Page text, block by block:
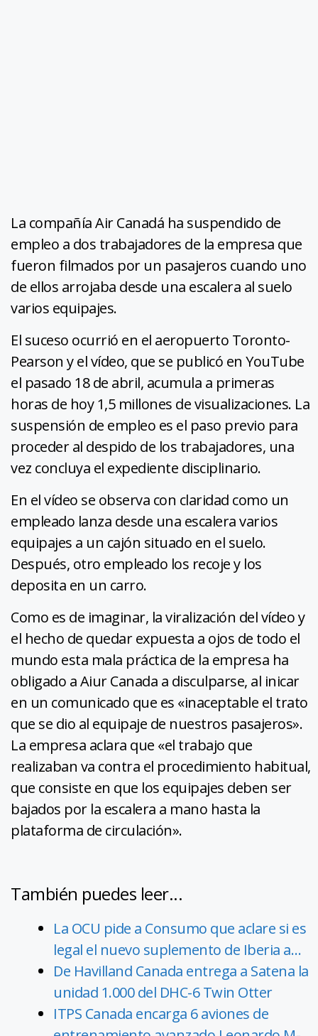
La compañía Air Canadá ha suspendido de
empleo a dos trabajadores de la empresa que
fueron filmados por un pasajeros cuando uno
de ellos arrojaba desde una escalera al suelo
varios equipajes.
El suceso ocurrió en el aeropuerto Toronto-
Pearson y el vídeo, que se publicó en YouTube
el pasado 18 de abril, acumula a primeras
horas de hoy 1,5 millones de visualizaciones. La
suspensión de empleo es el paso previo para
proceder al despido de los trabajadores, una
vez concluya el expediente disciplinario.
En el vídeo se observa con claridad como un
empleado lanza desde una escalera varios
equipajes a un cajón situado en el suelo.
Después, otro empleado los recoje y los
deposita en un carro.
Como es de imaginar, la viralización del vídeo y
el hecho de quedar expuesta a ojos de todo el
mundo esta mala práctica de la empresa ha
obligado a Aiur Canada a disculparse, al inicar
en un comunicado que es «inaceptable el trato
que se dio al equipaje de nuestros pasajeros».
La empresa aclara que «el trabajo que
realizaban va contra el procedimiento habitual,
que consiste en que los equipajes deben ser
bajados por la escalera a mano hasta la
plataforma de circulación».
También puedes leer...
La OCU pide a Consumo que aclare si es
legal el nuevo suplemento de Iberia a…
De Havilland Canada entrega a Satena la
unidad 1.000 del DHC-6 Twin Otter
ITPS Canada encarga 6 aviones de